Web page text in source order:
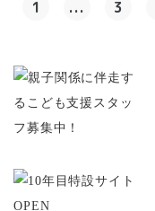
1 ... 3